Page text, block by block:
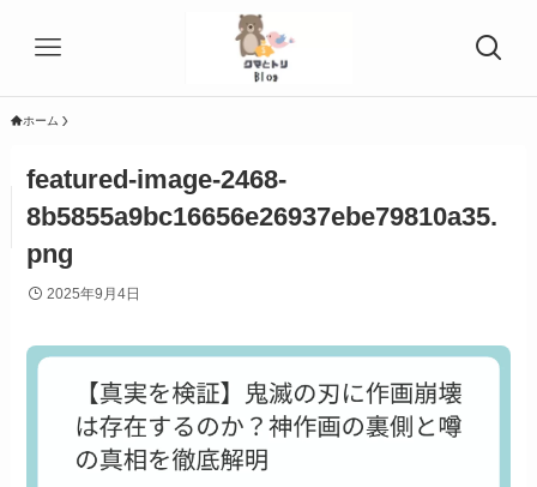
ホーム
featured-image-2468-
8b5855a9bc16656e26937ebe79810a35.
png
2025年9月4日